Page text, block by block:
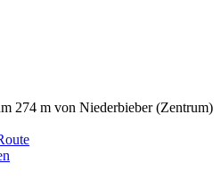
274 m von Niederbieber (Zentrum)